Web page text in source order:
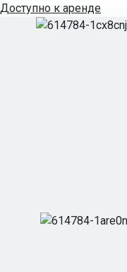
Доступно к аренде